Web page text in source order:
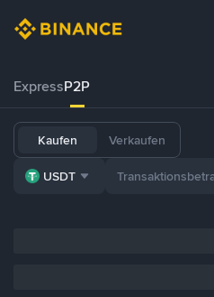
ExpressP2P
Kaufen Verkaufen
USDT